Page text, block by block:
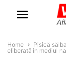
Home
Pisică
eliberată în mediul